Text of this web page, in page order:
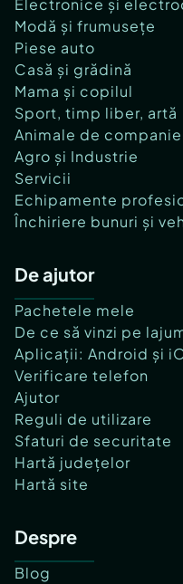
Electronice și
Modă și frumusețe
Piese auto
Casă și grădină
Mama și copilul
Sport, timp liber, artă
Animale de companie
Agro și Industrie
Servicii
Echipamente
Închiriere bunuri și
De ajutor
Pachetele mele
De ce să vinzi pe
Aplicații: Android și
Verificare telefon
Ajutor
Reguli de utilizare
Sfaturi de securitate
Hartă județelor
Hartă site
Despre
Blog